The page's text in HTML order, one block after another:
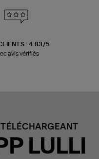
: 4.83/5
avis vérifiés
LULLI